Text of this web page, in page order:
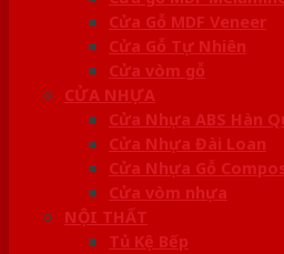
Cửa Gỗ MDF Veneer
Cửa Gỗ Tự Nhiên
Cửa vòm gỗ
CỬA NHỰA
Cửa Nhựa ABS Hàn
Cửa Nhựa Đài Loan
Cửa Nhựa Gỗ
Cửa vòm nhựa
NỘI THẤT
Tủ Kệ Bếp